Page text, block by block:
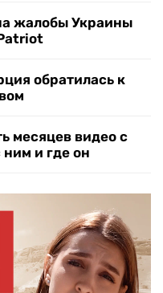
жалобы Украины
обратилась к
месяцев видео с
и где он